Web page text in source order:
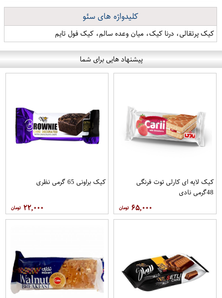
کلیدواژه های سئو
کیک پرتقالی، درنا کیک، میان وعده سالم، کیک فول تایم
پیشنهاد هایی برای شما
کیک لایه ای کارلی توت فرنگی
48گرمی نادی
۶۵,۰۰۰
کیک براونی 65 گرمی نظری
۲۲,۰۰۰